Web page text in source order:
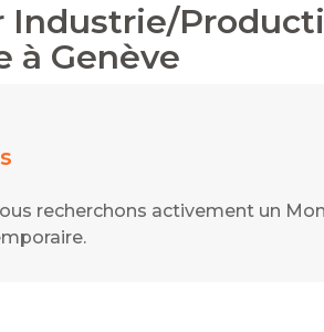
Industrie/
à Genève
recherchons activement un